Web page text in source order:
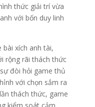
thức giải trí vừa
với bốn duy linh
bài xích anh tài,
rộng rãi thách thức
đòi hỏi game thủ
với chọn sắm ra
thách thức, game